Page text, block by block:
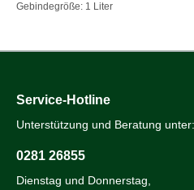
Gebindegröße: 1 Liter
Service-Hotline
Unterstützung und Beratung unter:
0281 26855
Dienstag und Donnerstag,